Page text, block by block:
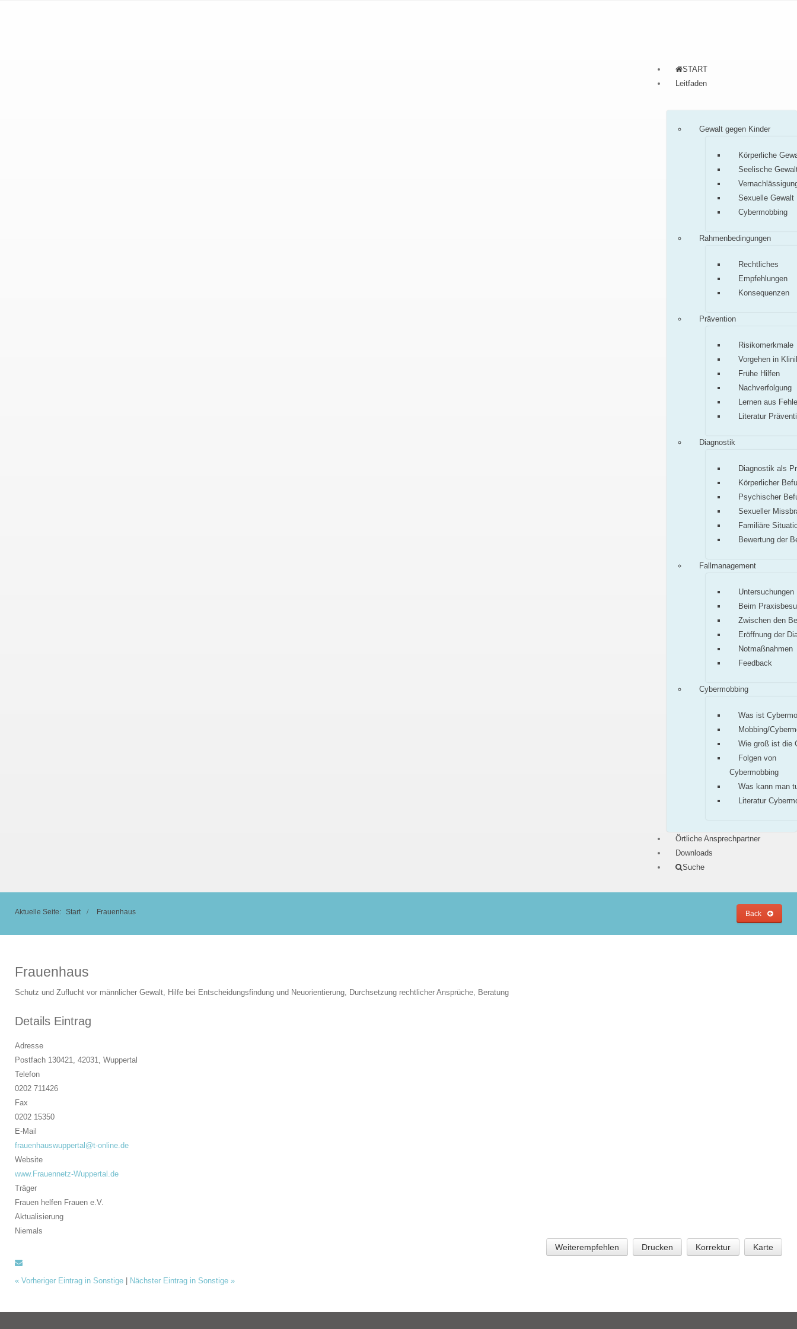
START
Leitfaden
Gewalt gegen Kinder
Körperliche
Seelische
Sexuelle Gewalt
Cybermobbing
Rahmenbedingungen
Rechtliches
Empfehlungen
Konsequenzen
Prävention
Risikomerkmale
Vorgehen in
Frühe Hilfen
Nachverfolgung
Lernen aus
Literatur
Diagnostik
Diagnostik als
Körperlicher
Psychischer
Sexueller
Familiäre
Bewertung der
Fallmanagement
Untersuchungen
Beim
Zwischen den
Eröffnung der
Notmaßnahmen
Feedback
Cybermobbing
Was ist
Mobbing/
Wie groß ist die
Folgen von
Cybermobbing
Was kann man
Literatur
Örtliche Ansprechpartner
Downloads
Suche
Aktuelle Seite: Start Frauenhaus Back
Frauenhaus
Schutz und Zuflucht vor männlicher Gewalt, Hilfe bei Entscheidungsfindung und Neuorientierung, Durchsetzung rechtlicher Ansprüche, Beratung
Details Eintrag
Adresse
Postfach 130421, 42031, Wuppertal
Telefon
0202 711426
Fax
0202 15350
E-Mail
frauenhauswuppertal@t-online.de
Website
www.Frauennetz-Wuppertal.de
Träger
Frauen helfen Frauen e.V.
Aktualisierung
Niemals
Weiterempfehlen Drucken Korrektur Karte
« Vorheriger Eintrag in Sonstige Nächster Eintrag in Sonstige »